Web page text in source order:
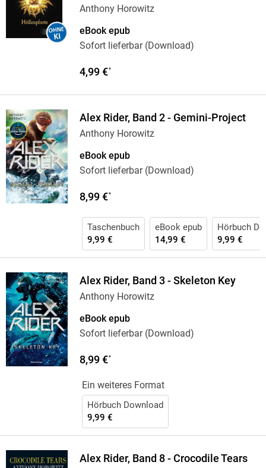
Anthony Horowitz
eBook epub
Sofort lieferbar (Download)
4,99 €*
Alex Rider, Band 2 - Gemini-Project
Anthony Horowitz
eBook epub
Sofort lieferbar (Download)
8,99 €*
Taschenbuch
9,99 €
eBook epub
14,99 €
Hörbuch
9,99 €
Alex Rider, Band 3 - Skeleton Key
Anthony Horowitz
eBook epub
Sofort lieferbar (Download)
8,99 €*
Ein weiteres Format
Hörbuch Download
9,99 €
Alex Rider, Band 8 - Crocodile Tears